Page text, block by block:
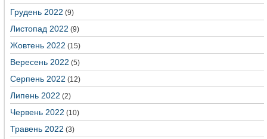
Грудень 2022 (9)
Листопад 2022 (9)
Жовтень 2022 (15)
Вересень 2022 (5)
Серпень 2022 (12)
Липень 2022 (2)
Червень 2022 (10)
Травень 2022 (3)